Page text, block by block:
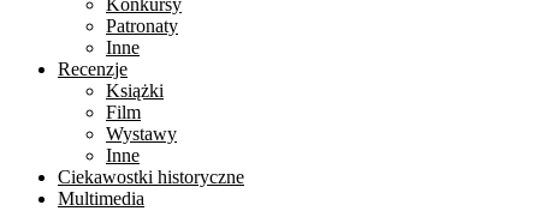
Konkursy
Patronaty
Inne
Recenzje
Książki
Film
Wystawy
Inne
Ciekawostki historyczne
Multimedia